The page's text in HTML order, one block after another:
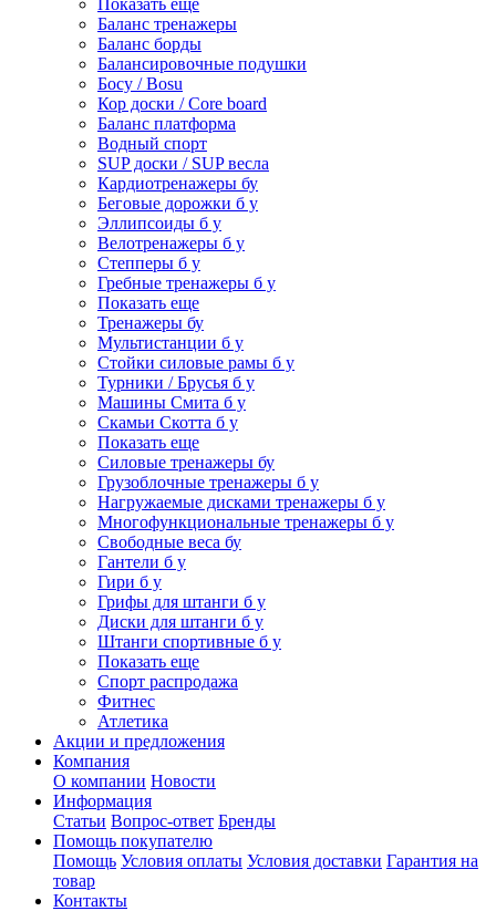
Показать еще
Баланс тренажеры
Баланс борды
Балансировочные подушки
Босу / Bosu
Кор доски / Core board
Баланс платформа
Водный спорт
SUP доски / SUP весла
Кардиотренажеры бу
Беговые дорожки б у
Эллипсоиды б у
Велотренажеры б у
Степперы б у
Гребные тренажеры б у
Показать еще
Тренажеры бу
Мультистанции б у
Стойки силовые рамы б у
Турники / Брусья б у
Машины Смита б у
Скамьи Скотта б у
Показать еще
Силовые тренажеры бу
Грузоблочные тренажеры б у
Нагружаемые дисками тренажеры б у
Многофункциональные тренажеры б у
Свободные веса бу
Гантели б у
Гири б у
Грифы для штанги б у
Диски для штанги б у
Штанги спортивные б у
Показать еще
Спорт распродажа
Фитнес
Атлетика
Акции и предложения
Компания
О компании Новости
Информация
Статьи Вопрос-ответ Бренды
Помощь покупателю
Помощь Условия оплаты Условия доставки Гарантия на
товар
Контакты